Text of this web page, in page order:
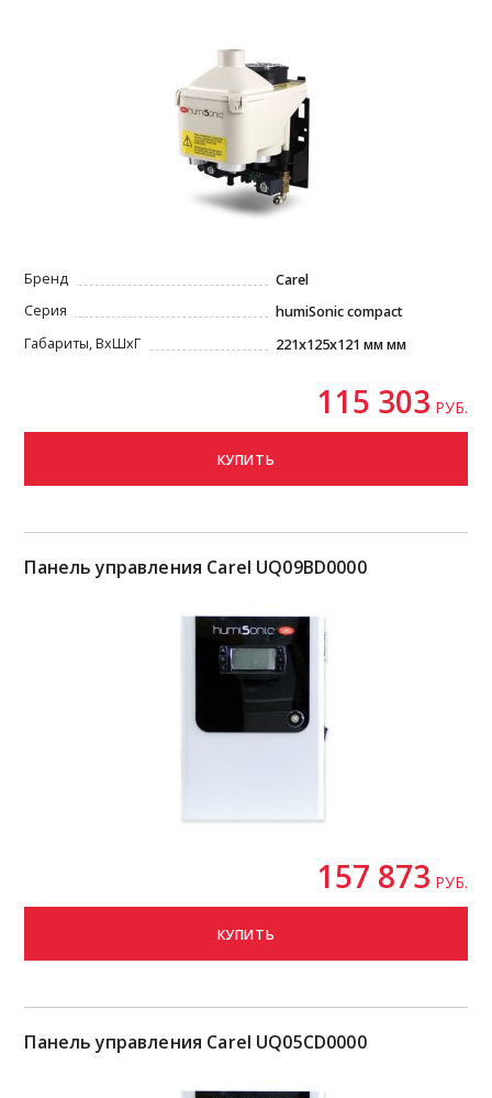
Бренд
Carel
Серия
humiSonic compact
Габариты, ВxШxГ
221х125x121 мм мм
115 303 РУБ.
КУПИТЬ
Панель управления Carel UQ09BD0000
157 873 РУБ.
КУПИТЬ
Панель управления Carel UQ05CD0000